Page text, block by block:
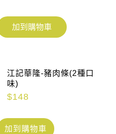
加到購物車
江記華隆-豬肉條(2種口
味)
$148
加到購物車